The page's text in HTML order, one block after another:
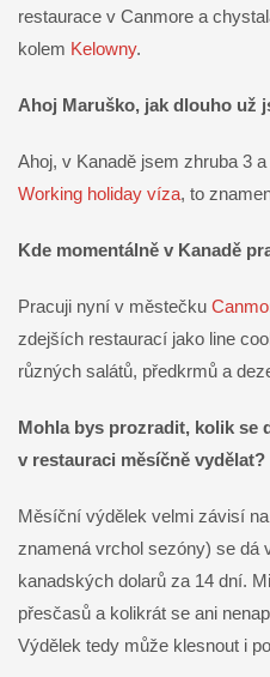
restaurace v Canmore a
kolem Kelowny.
Ahoj Maruško, jak dlouho už
Ahoj, v Kanadě jsem zhruba 3
Working holiday víza, to
Kde momentálně v Kanadě
Pracuji nyní v městečku
zdejších restaurací jako line
různých salátů, předkrmů a
Mohla bys prozradit, kolik se
v restauraci měsíčně vydělat?
Měsíční výdělek velmi závisí
znamená vrchol sezóny) se dá
kanadských dolarů za 14 dní.
přesčasů a kolikrát se ani
Výdělek tedy může klesnout i